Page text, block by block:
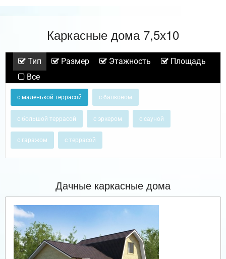
Каркасные дома 7,5х10
Тип Размер Этажность
Площадь
Все
с маленькой террасой с балконом
с большой террасой с эркером с сауной
с гаражом с террасой
Дачные каркасные дома